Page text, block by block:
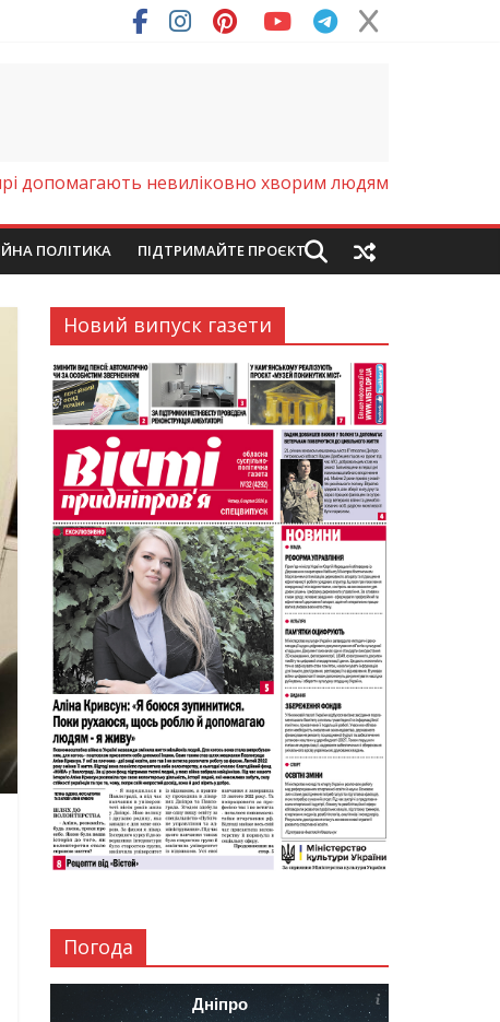
допомагають невиліковно хворим людям
ПОЛІТИКА ПІДТРИМАЙТЕ ПРОЄКТ
Новий випуск газети
Погода
Дніпро